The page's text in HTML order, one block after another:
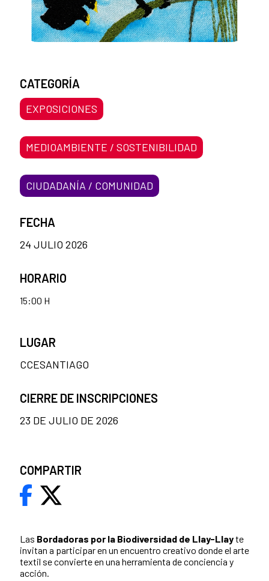
Las Bordadoras por la Biodiversidad de Llay-Llayte
invitan a participar en un encuentro creativo donde el arte
textil se convierte en una herramienta de conciencia y
acción.
CATEGORÍA
EXPOSICIONES
MEDIOAMBIENTE / SOSTENIBILIDAD
CIUDADANÍA / COMUNIDAD
FECHA
24 JULIO 2026
HORARIO
15:00 H
LUGAR
CCESANTIAGO
CIERRE DE INSCRIPCIONES
23 DE JULIO DE 2026
COMPARTIR